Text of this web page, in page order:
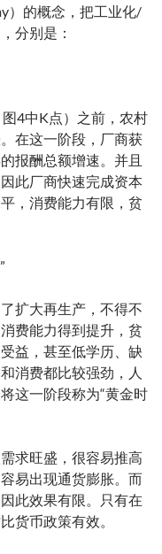
）的概念，把工业化/
分别是：
4中K点）之前，农村
在这一阶段，厂商获
报酬总额增速。并且
此厂商快速完成资本
，消费能力有限，贫
扩大再生产，不得不
费能力得到提升，贫
益，甚至低学历、缺
消费都比较强劲，人
这一阶段称为“黄金时
求旺盛，很容易推高
易出现通货膨胀。而
此效果有限。只有在
货币政策有效。